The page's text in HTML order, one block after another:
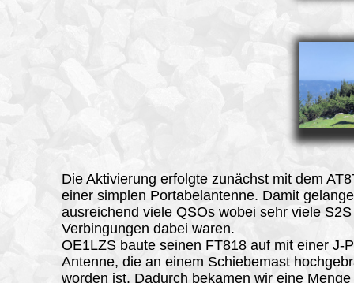
Die Aktivierung erfolgte zunächst mit dem
einer simplen Portabelantenne. Damit
ausreichend viele QSOs wobei sehr viele S2S
Verbingungen dabei waren.
OE1LZS baute seinen FT818 auf mit einer J-
Antenne, die an einem Schiebemast
worden ist. Dadurch bekamen wir eine